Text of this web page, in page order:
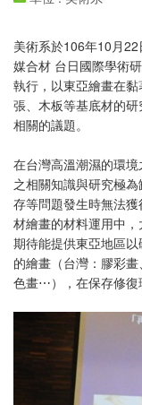
美術系於106年10月
媒合材 台日國際學術
執行，以東亞繪畫在
張、木板等基底材的
相關的議題。
在台灣高溫潮濕的環境
之相關知識與研究極
存等問題發生時無法
材繪畫的材料運用中
期待能提供東亞地區
的繪畫（台灣：膠彩
色畫⋯），在保存修復